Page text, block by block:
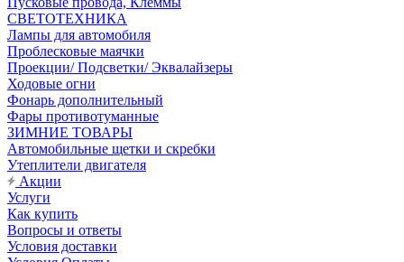
СВЕТОТЕХНИКА
Лампы для автомобиля
Проблесковые маячки
Проекции/ Подсветки/ Эквалайзеры
Ходовые огни
Фонарь дополнительный
Фары противотуманные
ЗИМНИЕ ТОВАРЫ
Автомобильные щетки и скребки
Утеплители двигателя
Акции
Услуги
Как купить
Вопросы и ответы
Условия доставки